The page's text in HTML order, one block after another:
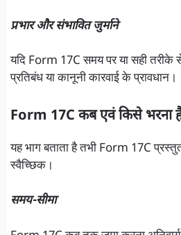
प्रभार और संभावित जुर्माने
यदि Form 17C समय पर या सही तरीके से
प्रतिबंध या कानूनी कारवाई के प्रावधान।
Form 17C कब एवं किसे भरना
यह भाग बताता है तभी Form 17C
स्वैच्छिक।
समय-सीमा